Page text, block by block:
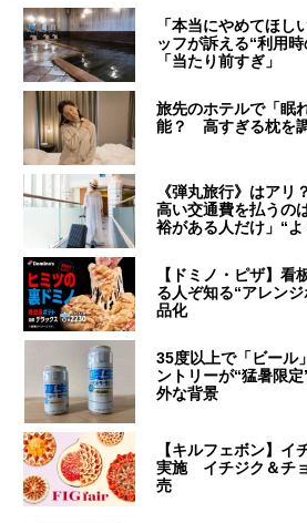
「本当にやめてほ
ッフが訴える“利用
「当たり前すぎ」
旅先のホテルで「眠
能？ 高すぎる枕を
《弾丸旅行》はア
高い交通費を払うの
裕がある人だけ」“
【ドミノ・ピザ】
る人ぞ知る“アレン
品化
35度以上で「ビー
ントリーが“猛暑限
外な背景
【キルフェボン】イ
実施 イチジク＆チ
売